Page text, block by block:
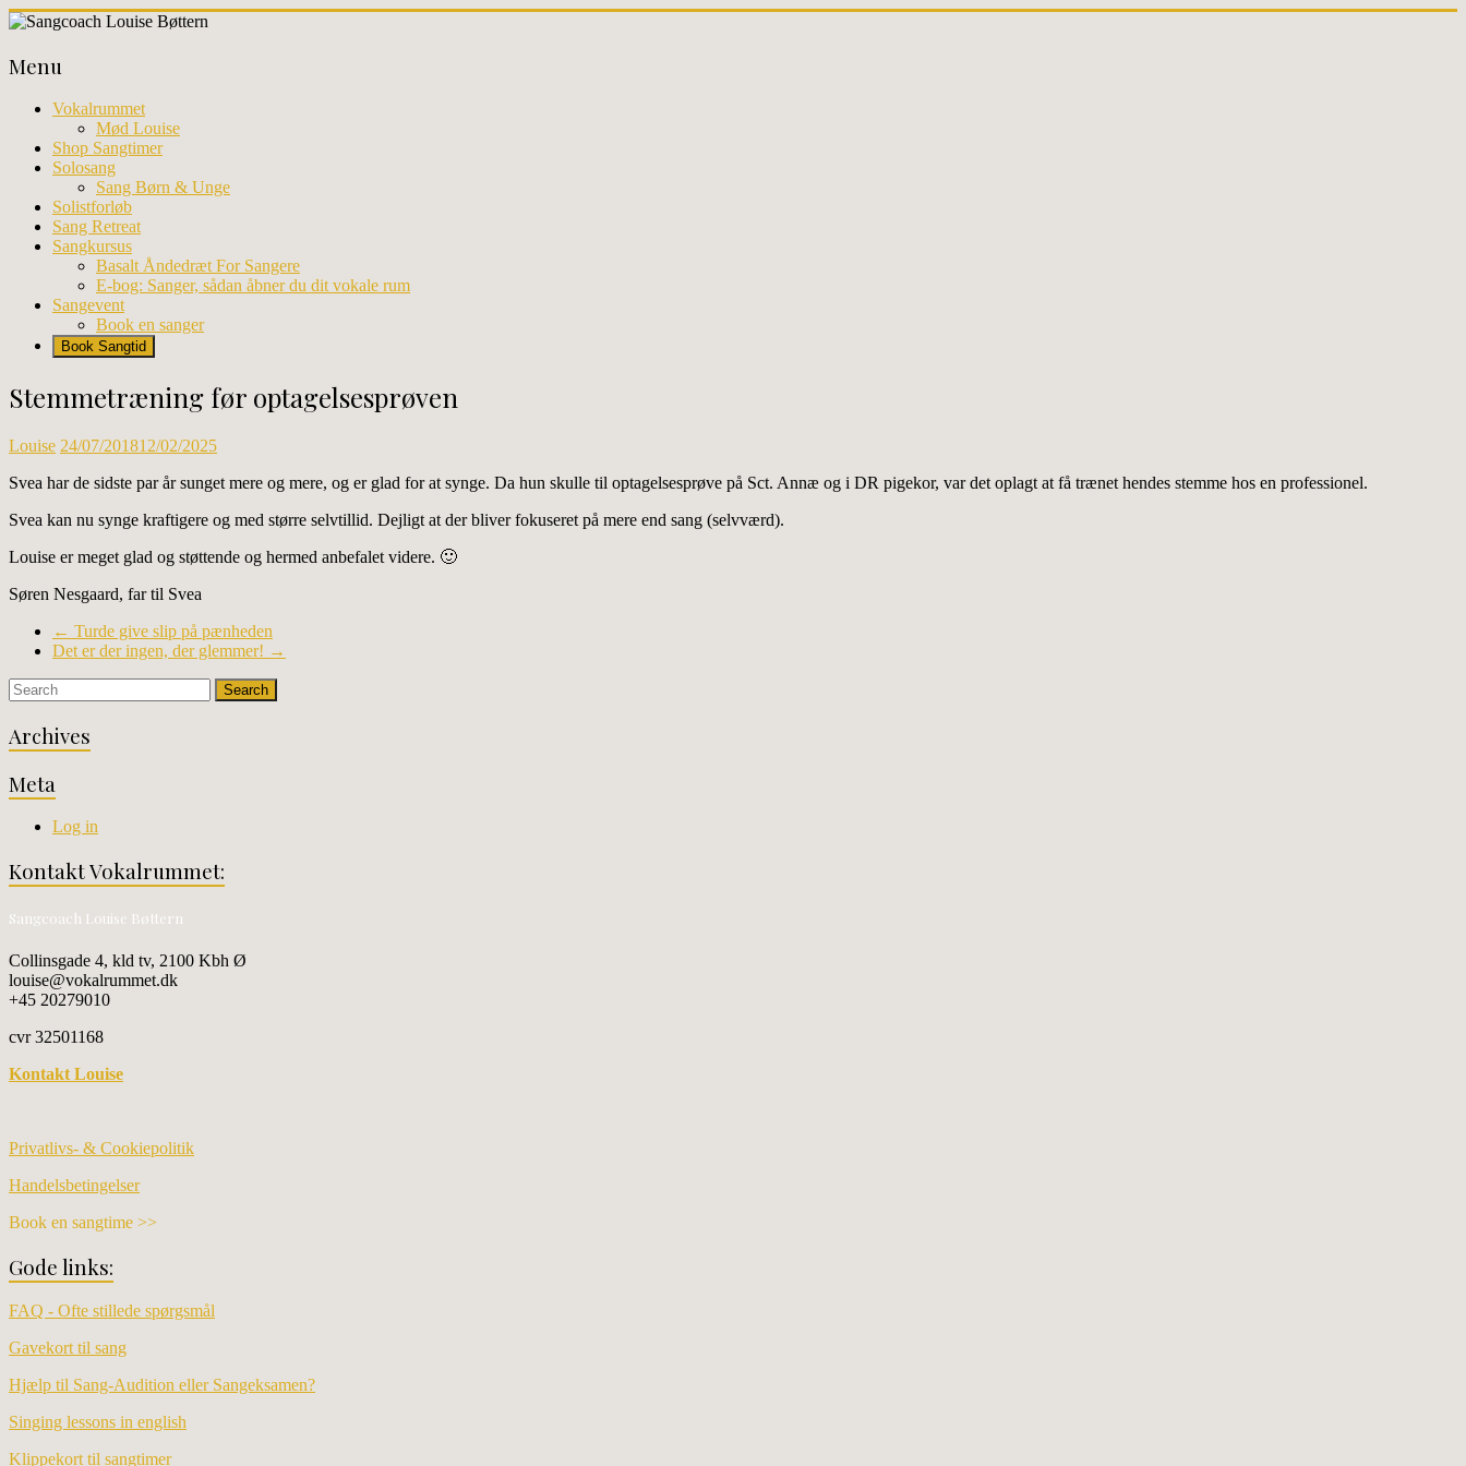
Skip
content
Louise
Bøttern
Professionel
sangundervisning
workhops
København
Menu
Vokalrummet
Mød Louise
Shop Sangtimer
Solosang
Sang Børn & Unge
Solistforløb
Sang Retreat
Sangkursus
Basalt Åndedræt For Sangere
E-bog: Sanger, sådan åbner du dit vokale rum
Sangevent
Book en sanger
Book Sangtid
Stemmetræning før optagelsesprøven
Louise 24/07/201812/02/2025
Svea har de sidste par år sunget mere og mere, og er glad for at synge. Da hun skulle til optagelsesprøve på Sct. Annæ og i DR pigekor, var det oplagt at få trænet hendes stemme hos en professionel.
Svea kan nu synge kraftigere og med større selvtillid. Dejligt at der bliver fokuseret på mere end sang (selvværd).
Louise er meget glad og støttende og hermed anbefalet videre. 🙂
Søren Nesgaard, far til Svea
← Turde give slip på pænheden
Det er der ingen, der glemmer! →
Archives
Meta
Log in
Kontakt Vokalrummet:
Sangcoach Louise Bøttern
Collinsgade 4, kld tv, 2100 Kbh Ø
louise@vokalrummet.dk
+45 20279010
cvr 32501168
Kontakt Louise
Privatlivs- & Cookiepolitik
Handelsbetingelser
Book en sangtime >>
Gode links:
FAQ - Ofte stillede spørgsmål
Gavekort til sang
Hjælp til Sang-Audition eller Sangeksamen?
Singing lessons in english
Klippekort til sangtimer